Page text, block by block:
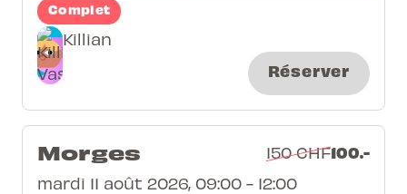
Complet
Killian
Réserver
Morges 150 CHF100.-
mardi 11 août 2026, 09:00 - 12:00